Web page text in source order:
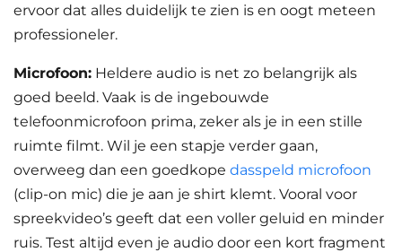
ervoor dat alles duidelijk te zien is en oogt meteen
professioneler.
Microfoon: Heldere audio is net zo belangrijk als
goed beeld. Vaak is de ingebouwde
telefoonmicrofoon prima, zeker als je in een stille
ruimte filmt. Wil je een stapje verder gaan,
overweeg dan een goedkope dasspeld microfoon
(clip-on mic) die je aan je shirt klemt. Vooral voor
spreekvideo’s geeft dat een voller geluid en minder
ruis. Test altijd even je audio door een kort fragment